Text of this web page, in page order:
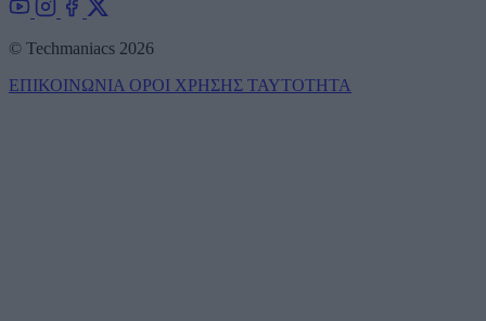
© Techmaniacs 2026
ΕΠΙΚΟΙΝΩΝΙΑ ΟΡΟΙ ΧΡΗΣΗΣ ΤΑΥΤΟΤΗΤΑ